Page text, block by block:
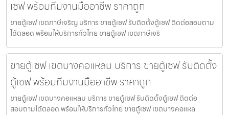
เซฟ พร้อมทีมงานมืออาชีพ ราคาถูก
ขายตู้เซฟ เขตภาษีเจริญ บริการ ขายตู้เซฟ รับติดตั้งตู้เซฟ ติดต่อสอบถาม
ได้ตลอด พร้อมให้บริการทั่วไทย ขายตู้เซฟ เขตภาษีเจริ
ขายตู้เซฟ เขตบางคอแหลม บริการ ขายตู้เซฟ รับติดตั้ง
ตู้เซฟ พร้อมทีมงานมืออาชีพ ราคาถูก
ขายตู้เซฟ เขตบางคอแหลม บริการ ขายตู้เซฟ รับติดตั้งตู้เซฟ ติดต่อ
สอบถามได้ตลอด พร้อมให้บริการทั่วไทย ขายตู้เซฟ เขตบางคอแหล